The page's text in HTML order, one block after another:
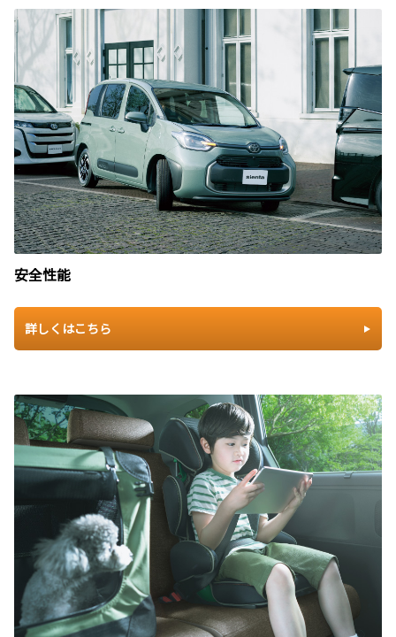
安全性能
詳しくはこちら